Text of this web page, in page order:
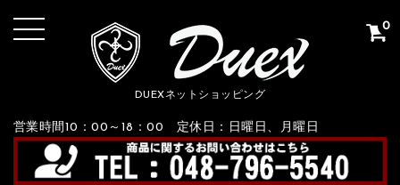
DUEXネットショッピング
営業時間10：00～18：00 定休日：日曜日、月曜日
0